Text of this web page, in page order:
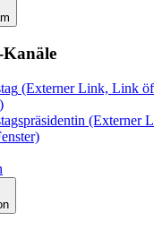
(Externer Link, Link
(Externer